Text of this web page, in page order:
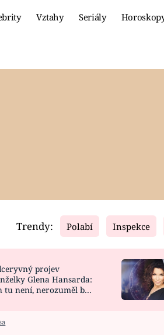
Vztahy Seriály
Video
CELEBRITY
VAŘENÍ
Trendy: Polabí Inspekce
projev
Glena Hansarda:
tu není, nerozuměl by